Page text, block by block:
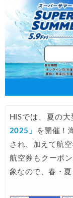
04/13 Trip.com)
04/13 Trip.com)
04/13 Trip.com)
04/13 HIS) JAL/
HIS) オー
04/09 サプライス
04/08 Expedia) ホ
04/02 サプライス
HIS) 海外
04/02 楽天トラベ
HISでは、夏の
2025」
を開催！
され、加えて航
航空券もクーポ
象なので、春・